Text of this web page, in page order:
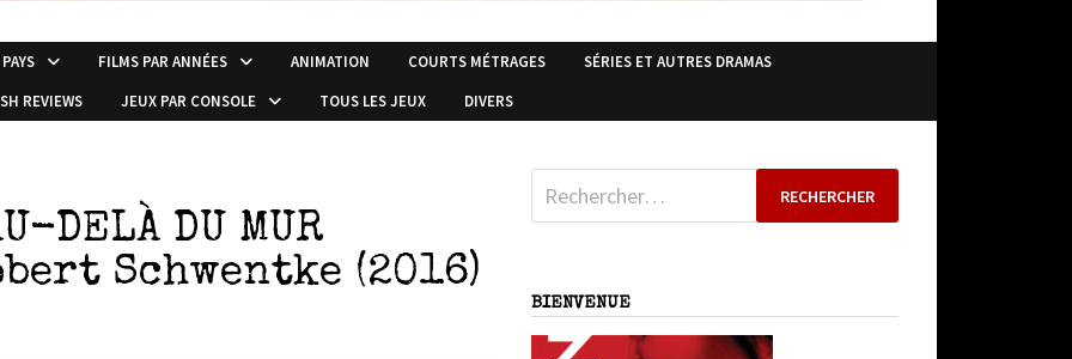
FILMS PAR ANNÉES ANIMATION COURTS MÉTRAGES
SÉRIES ET AUTRES DRAMAS
REVIEWS
JEUX PAR CONSOLE TOUS LES JEUX DIVERS
DELÀ DU MUR
Schwentke (2016)
Rechercher :
BIENVENUE